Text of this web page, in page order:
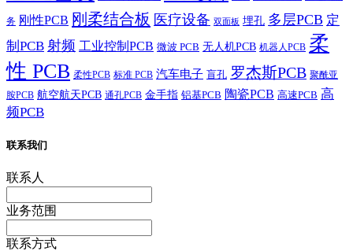
务 刚性PCB 刚柔结合板 医疗设备 双面板 埋孔 多层PCB 定
制PCB 射频 工业控制PCB 微波 PCB 无人机PCB 机器人PCB 柔
性 PCB 柔性PCB 标准 PCB 汽车电子 盲孔 罗杰斯PCB 聚酰亚
胺PCB 航空航天PCB 通孔PCB 金手指 铝基PCB 陶瓷PCB 高速PCB 高
频PCB
联系我们
联系人
业务范围
联系方式